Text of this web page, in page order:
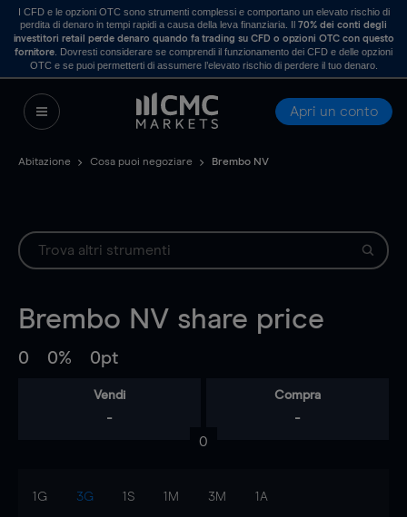
I CFD e le opzioni OTC sono strumenti complessi e comportano un elevato rischio di
perdita di denaro in tempi rapidi a causa della leva finanziaria. Il70% dei conti degli
investitori retail perde denaro quando fa trading su CFD o opzioni OTC con questo
fornitore . Dovresti considerare se comprendi il funzionamento dei CFD e delle opzioni
OTC e se puoi permetterti di assumere l’elevato rischio di perdere il tuo denaro.
Apri un conto
Abitazione Cosa puoi negoziare Brembo NV
Brembo NV share price
0 0% 0pt
Vendi
-
Compra
-
0
1G 3G 1S 1M 3M 1A